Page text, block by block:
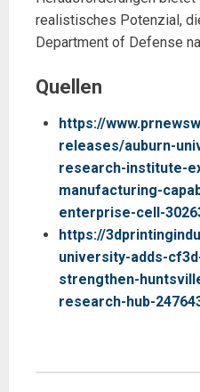
realistisches Potenzial,
Department of Defense
Quellen
https://
releases/auburn-
research-institute-
manufacturing-
enterprise-cell-
https://
university-adds-
strengthen-
research-hub-